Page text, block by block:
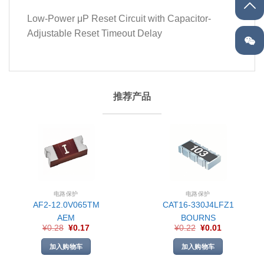
Low-Power μP Reset Circuit with Capacitor-
Adjustable Reset Timeout Delay
推荐产品
电路保护
AF2-12.0V065TM
AEM
¥0.28 ¥0.17
加入购物车
电路保护
CAT16-330J4LFZ1
BOURNS
¥0.22 ¥0.01
加入购物车